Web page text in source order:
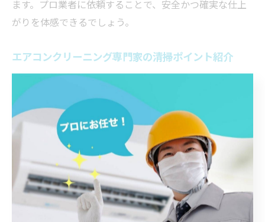
ます。プロ業者に依頼することで、安全かつ確実な仕上
がりを体感できるでしょう。
エアコンクリーニング専門家の清掃ポイント紹介
専門家が重視するエアコンクリーニングの清掃ポイント
は、単なる表面の清掃にとどまりません。特に、熱交換
器やドレンパン、送風ファンの徹底洗浄が重要です。こ
れらのパーツにはカビや細菌、埃が溜まりやすく、放置
すると室内空気の質に影響を及ぼします。
また、福岡県大野城市のような湿度の高い地域では、カ
ビの繁殖リスクが高まります。専門家は洗浄後に防カビ
コーティングを施すことも多く、長期間清潔な状態を維